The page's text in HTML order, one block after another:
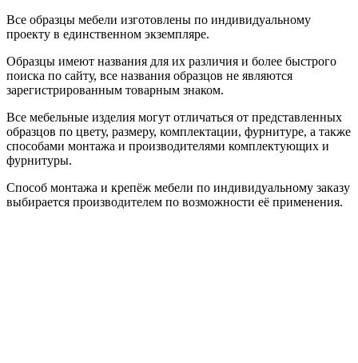
Все образцы мебели изготовлены по индивидуальному
проекту в единственном экземпляре.
Образцы имеют названия для их различия и более быстрого
поиска по сайту, все названия образцов не являются
зарегистрированным товарным знаком.
Все мебельные изделия могут отличаться от представленных
образцов по цвету, размеру, комплектации, фурнитуре, а также
способами монтажа и производителями комплектующих и
фурнитуры.
Способ монтажа и крепёж мебели по индивидуальному заказу
выбирается производителем по возможности её применения.